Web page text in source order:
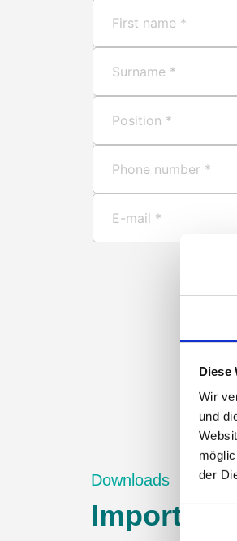
Diese
Wir
und
der
Downloads
Important